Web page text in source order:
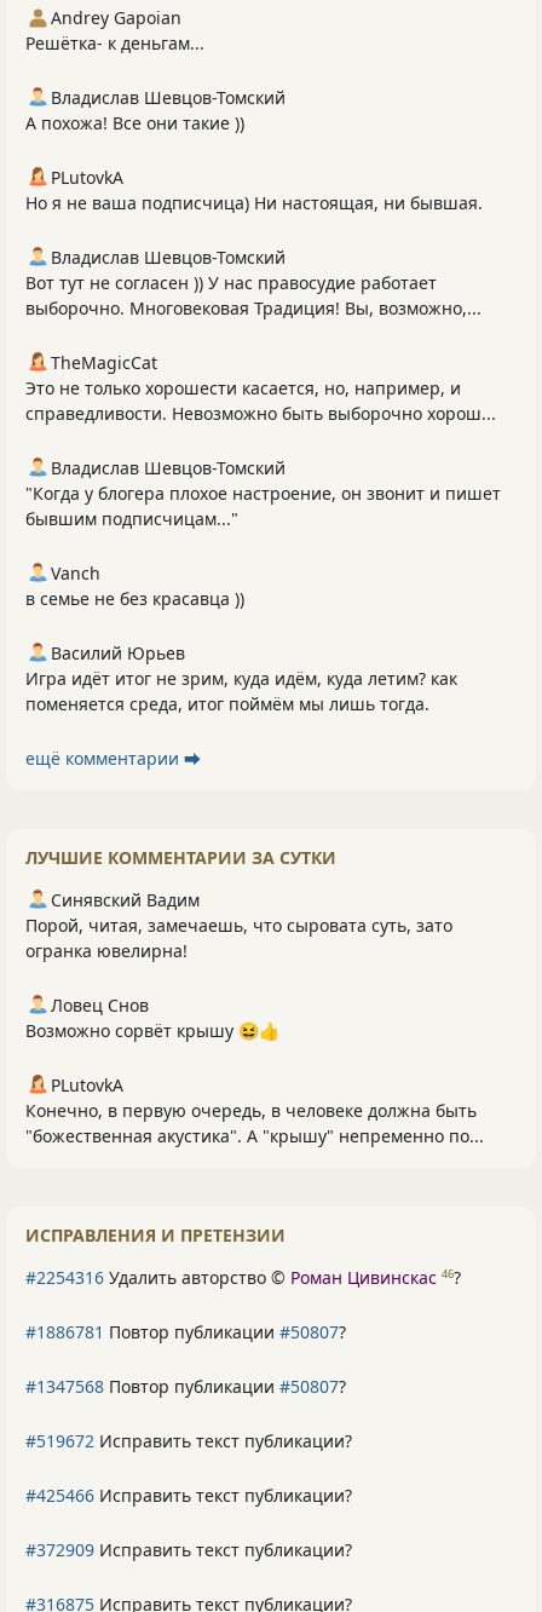
Andrey Gapoian
Решётка- к деньгам...
Владислав Шевцов-Томский
А похожа! Все они такие ))
PLutоvkА
Но я не ваша подписчица) Ни настоящая, ни бывшая.
Владислав Шевцов-Томский
Вот тут не согласен )) У нас правосудие работает
выборочно. Многовековая Традиция! Вы, возможно,...
TheMagicCat
Это не только хорошести касается, но, например, и
справедливости. Невозможно быть выборочно хорош...
Владислав Шевцов-Томский
"Когда у блогера плохое настроение, он звонит и пишет
бывшим подписчицам..."
Vanch
в семье не без красавца ))
Василий Юрьев
Игра идёт итог не зрим, куда идём, куда летим? как
поменяется среда, итог поймём мы лишь тогда.
ещё комментарии ⮕
ЛУЧШИЕ КОММЕНТАРИИ ЗА СУТКИ
Синявский Вадим
Порой, читая, замечаешь, что сыровата суть, зато
огранка ювелирна!
Ловец Снов
Возможно сорвёт крышу 😆👍
PLutоvkА
Конечно, в первую очередь, в человеке должна быть
"божественная акустика". А "крышу" непременно по...
ИСПРАВЛЕНИЯ И ПРЕТЕНЗИИ
#2254316 Удалить авторство © Роман Цивинскас 46?
#1886781 Повтор публикации #50807?
#1347568 Повтор публикации #50807?
#519672 Исправить текст публикации?
#425466 Исправить текст публикации?
#372909 Исправить текст публикации?
#316875 Исправить текст публикации?